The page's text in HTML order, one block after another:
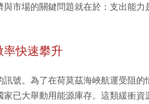
市場的關鍵問題就在於：支出能
快速攀升
訊號。為了在荷莫茲海峽航運受阻
已大舉動用能源庫存。這類緩衝